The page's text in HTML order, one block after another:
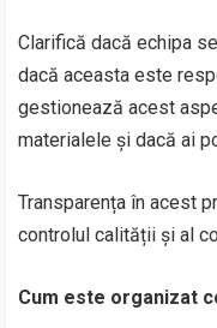
Clarifică dacă echipa
dacă aceasta este
gestionează acest
materialele și dacă ai
Transparența în acest
controlul calității și al
Cum este organizat